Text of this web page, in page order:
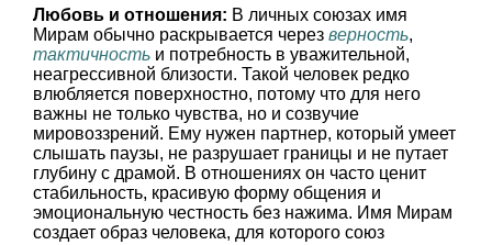
Любовь и отношения: В личных союзах имя
Мирам обычно раскрывается через верность,
тактичность и потребность в уважительной,
неагрессивной близости. Такой человек редко
влюбляется поверхностно, потому что для него
важны не только чувства, но и созвучие
мировоззрений. Ему нужен партнер, который умеет
слышать паузы, не разрушает границы и не путает
глубину с драмой. В отношениях он часто ценит
стабильность, красивую форму общения и
эмоциональную честность без нажима. Имя Мирам
создает образ человека, для которого союз